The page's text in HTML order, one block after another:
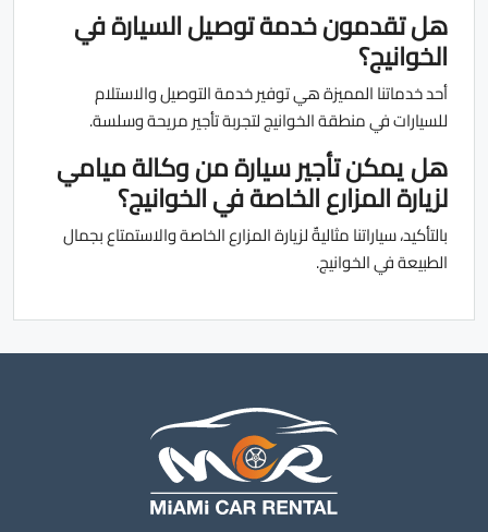
هل تقدمون خدمة توصيل السيارة في
الخوانيج؟
أحد خدماتنا المميزة هي توفير خدمة التوصيل والاستلام
للسيارات في منطقة الخوانيج لتجربة تأجير مريحة وسلسة.
هل يمكن تأجير سيارة من وكالة ميامي
لزيارة المزارع الخاصة في الخوانيج؟
بالتأكيد، سياراتنا مثاليةٌ لزيارة المزارع الخاصة والاستمتاع بجمال
الطبيعة في الخوانيج.